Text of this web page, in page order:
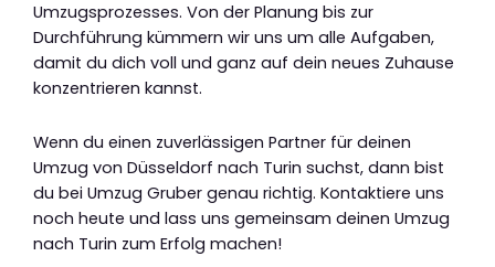
Umzugsprozesses. Von der Planung bis zur
Durchführung kümmern wir uns um alle Aufgaben,
damit du dich voll und ganz auf dein neues Zuhause
konzentrieren kannst.
Wenn du einen zuverlässigen Partner für deinen
Umzug von Düsseldorf nach Turin suchst, dann bist
du bei Umzug Gruber genau richtig. Kontaktiere uns
noch heute und lass uns gemeinsam deinen Umzug
nach Turin zum Erfolg machen!